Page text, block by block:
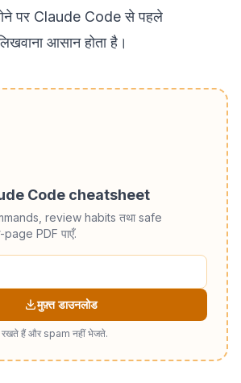
पर Claude Code से पहले
आसान होता है।
Code cheatsheet
review habits तथा safe
PDF पाएँ.
मुफ़्त डाउनलोड
रखते हैं और spam नहीं भेजते.